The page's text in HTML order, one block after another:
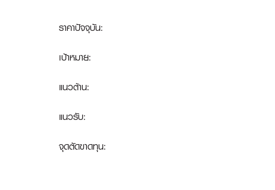
ราคาปัจจุบัน:
เป้าหมาย:
แนวต้าน:
แนวรับ:
จุดตัดขาดทุน: